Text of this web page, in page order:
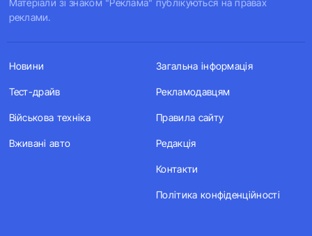
Матеріали зі знаком "Реклама" публікуються на правах
реклами.
Новини
Тест-драйв
Військова техніка
Вживані авто
Загальна інформація
Рекламодавцям
Правила сайту
Редакція
Контакти
Політика конфіденційності